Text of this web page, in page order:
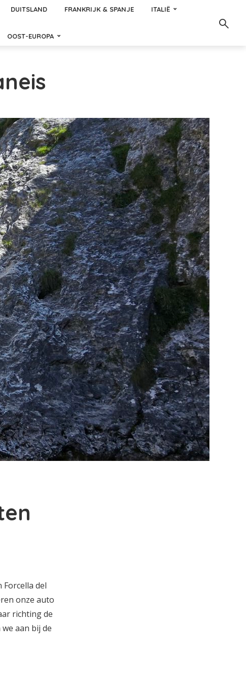
DUITSLAND FRANKRIJK & SPANJE ITALIË
OOST-EUROPA
del
onze auto
richting de
aan bij de